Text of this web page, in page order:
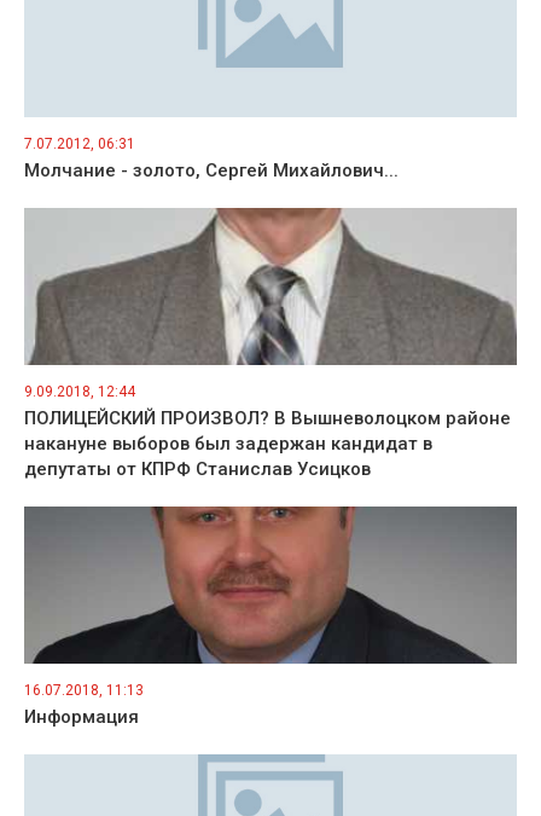
7.07.2012, 06:31
Молчание - золото, Сергей Михайлович...
9.09.2018, 12:44
ПОЛИЦЕЙСКИЙ ПРОИЗВОЛ? В Вышневолоцком районе
накануне выборов был задержан кандидат в
депутаты от КПРФ Станислав Усицков
16.07.2018, 11:13
Информация